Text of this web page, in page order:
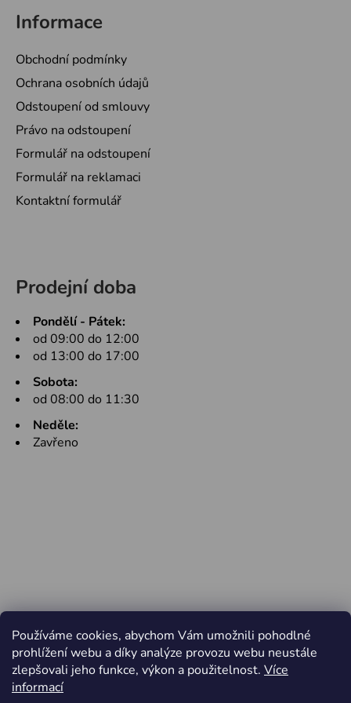
Používáme cookies, abychom Vám umožnili pohodlné
prohlížení webu a díky analýze provozu webu neustále
zlepšovali jeho funkce, výkon a použitelnost. Více
informací
Informace
Obchodní podmínky
Ochrana osobních údajů
Odstoupení od smlouvy
Právo na odstoupení
Formulář na odstoupení
Formulář na reklamaci
Kontaktní formulář
Prodejní doba
Pondělí - Pátek:
od 09:00 do 12:00
od 13:00 do 17:00
Sobota:
od 08:00 do 11:30
Neděle:
Zavřeno